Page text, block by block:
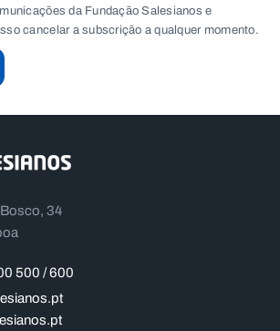
da Fundação Salesianos e
cancelar a subscrição a qualquer momento.
34
500 / 600